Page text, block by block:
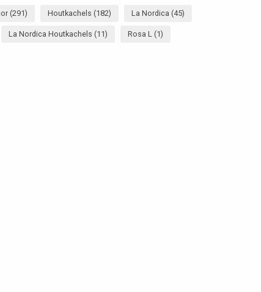
(291) Houtkachels (182) La Nordica (45)
La Nordica Houtkachels (11) Rosa L (1)